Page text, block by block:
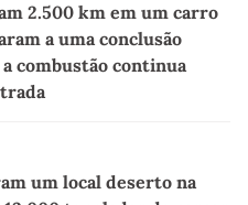
2.500 km em um carro
a uma conclusão
combustão continua
um local deserto na